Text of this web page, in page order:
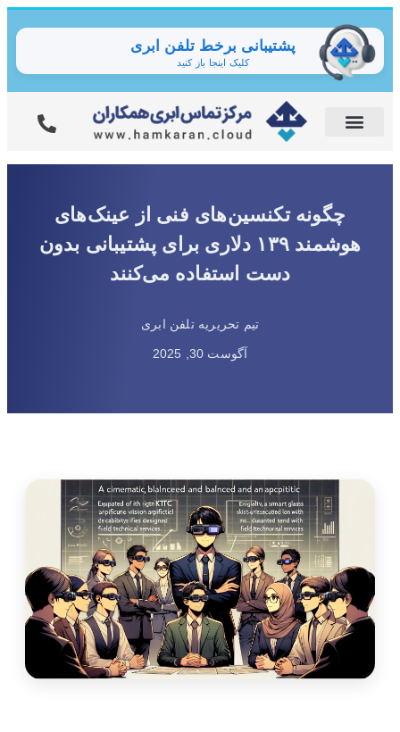
پشتیبانی برخط تلفن ابری
کلیک اینجا باز کنید
چگونه تکنسین‌های فنی از عینک‌های
هوشمند ۱۳۹ دلاری برای پشتیبانی بدون
دست استفاده می‌کنند
تیم تحریریه تلفن ابری
آگوست 30, 2025